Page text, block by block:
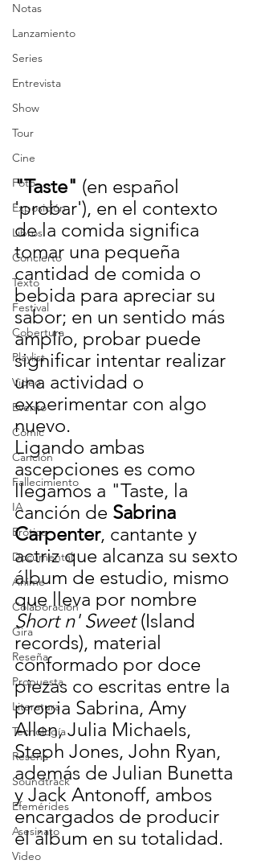
Notas
Lanzamiento
Series
Entrevista
Show
Tour
Cine
Foto
Exposición
Libros
Concierto
Texto
Festival
Cobertura
Playlist
Video
Evento
Cómic
Canción
Fallecimiento
IA
Erótico
Documental
Anime
Colaboración
Gira
Reseña
Propuesta
Literatura
Tecnología
Reseña
Soundtrack
Efemérides
Asesinato
Video
"Taste" (en español
'probar'), en el contexto
de la comida significa
tomar una pequeña
cantidad de comida o
bebida para apreciar su
sabor; en un sentido más
amplio, probar puede
significar intentar realizar
una actividad o
experimentar con algo
nuevo.
Ligando ambas
ascepciones es como
llegamos a "Taste, la
canción de Sabrina
Carpenter, cantante y
actriz que alcanza su sexto
álbum de estudio, mismo
que lleva por nombre
Short n' Sweet (Island
records), material
conformado por doce
piezas co escritas entre la
propia Sabrina, Amy
Allen, Julia Michaels,
Steph Jones, John Ryan,
además de Julian Bunetta
y Jack Antonoff, ambos
encargados de producir
el álbum en su totalidad.